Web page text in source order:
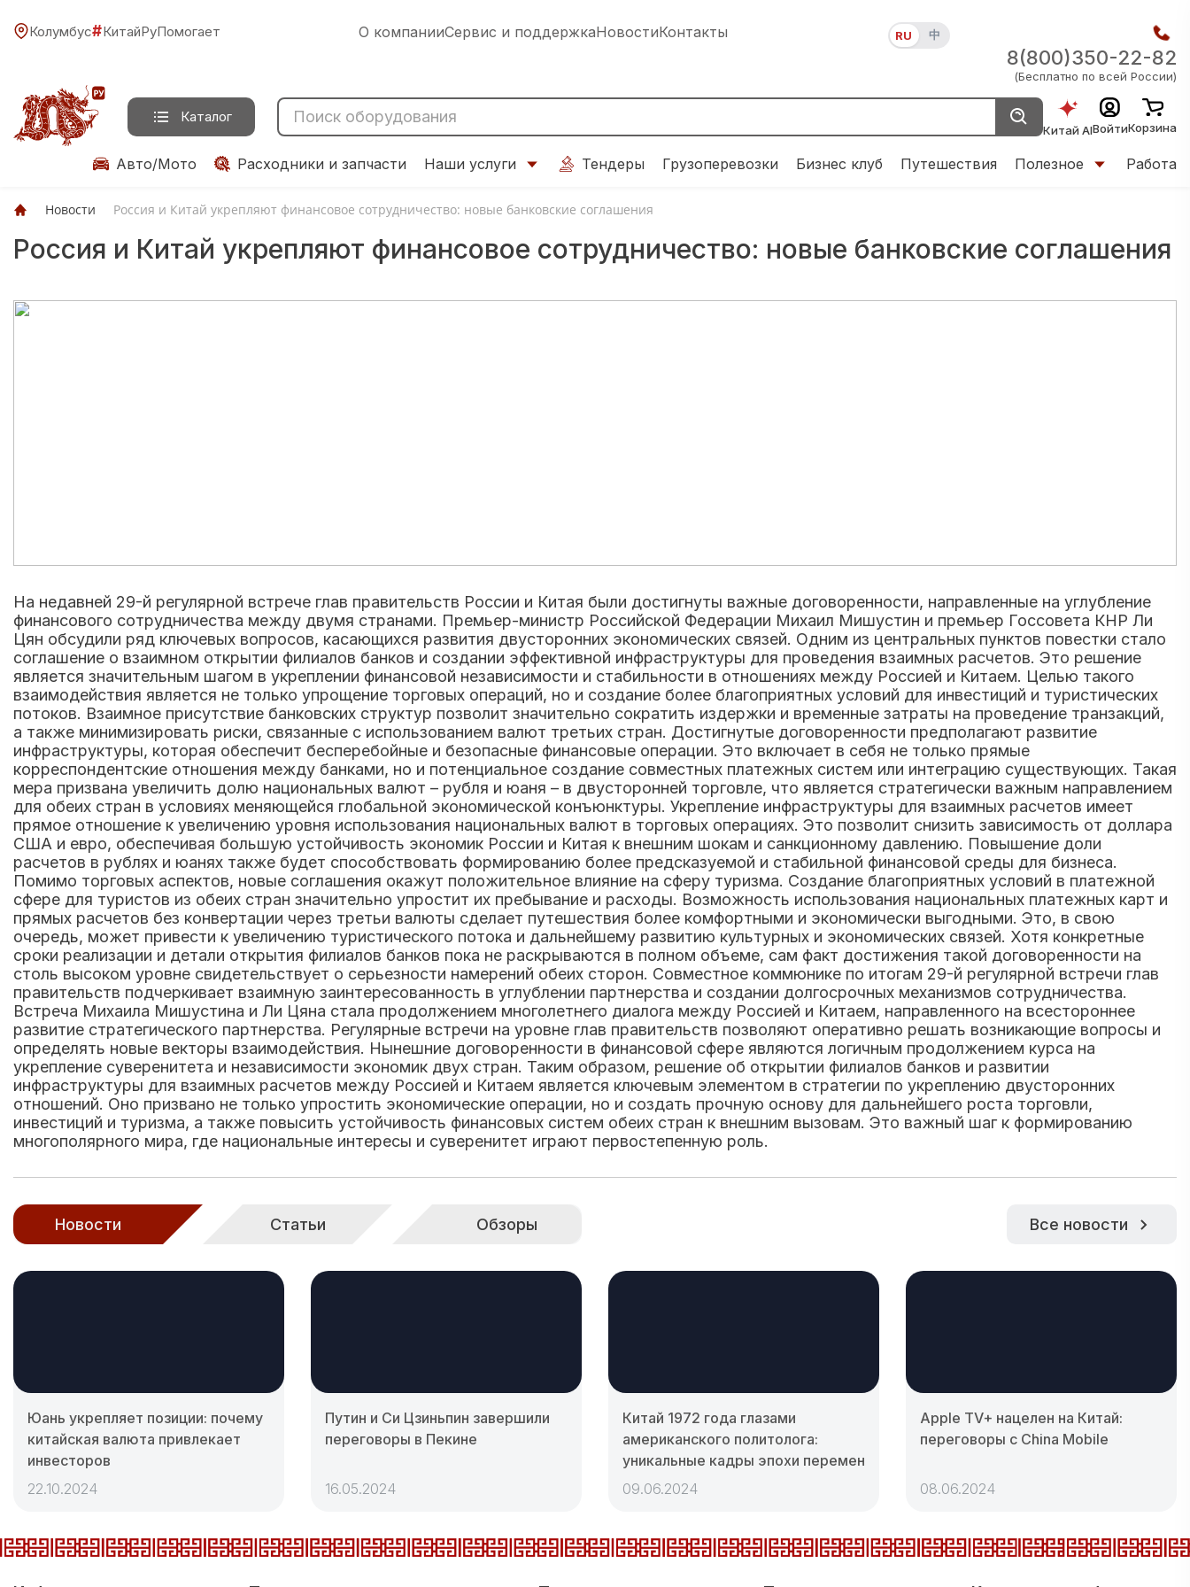
Колумбус#КитайРуПомогает О компанииСервис и поддержкаНовостиКонтакты RU 中
8(800)350-22-82
(Бесплатно по всей России)
Каталог
Китай AIВойтиКорзина
Авто/Мото Расходники и запчасти Наши услуги Тендеры Грузоперевозки Бизнес клуб Путешествия Полезное Работа
Новости Россия и Китай укрепляют финансовое сотрудничество: новые банковские соглашения
Россия и Китай укрепляют финансовое сотрудничество: новые банковские соглашения
На недавней 29-й регулярной встрече глав правительств России и Китая были достигнуты важные договоренности, направленные на углубление
финансового сотрудничества между двумя странами. Премьер-министр Российской Федерации Михаил Мишустин и премьер Госсовета КНР Ли
Цян обсудили ряд ключевых вопросов, касающихся развития двусторонних экономических связей. Одним из центральных пунктов повестки стало
соглашение о взаимном открытии филиалов банков и создании эффективной инфраструктуры для проведения взаимных расчетов. Это решение
является значительным шагом в укреплении финансовой независимости и стабильности в отношениях между Россией и Китаем. Целью такого
взаимодействия является не только упрощение торговых операций, но и создание более благоприятных условий для инвестиций и туристических
потоков. Взаимное присутствие банковских структур позволит значительно сократить издержки и временные затраты на проведение транзакций,
а также минимизировать риски, связанные с использованием валют третьих стран. Достигнутые договоренности предполагают развитие
инфраструктуры, которая обеспечит бесперебойные и безопасные финансовые операции. Это включает в себя не только прямые
корреспондентские отношения между банками, но и потенциальное создание совместных платежных систем или интеграцию существующих. Такая
мера призвана увеличить долю национальных валют – рубля и юаня – в двусторонней торговле, что является стратегически важным направлением
для обеих стран в условиях меняющейся глобальной экономической конъюнктуры. Укрепление инфраструктуры для взаимных расчетов имеет
прямое отношение к увеличению уровня использования национальных валют в торговых операциях. Это позволит снизить зависимость от доллара
США и евро, обеспечивая большую устойчивость экономик России и Китая к внешним шокам и санкционному давлению. Повышение доли
расчетов в рублях и юанях также будет способствовать формированию более предсказуемой и стабильной финансовой среды для бизнеса.
Помимо торговых аспектов, новые соглашения окажут положительное влияние на сферу туризма. Создание благоприятных условий в платежной
сфере для туристов из обеих стран значительно упростит их пребывание и расходы. Возможность использования национальных платежных карт и
прямых расчетов без конвертации через третьи валюты сделает путешествия более комфортными и экономически выгодными. Это, в свою
очередь, может привести к увеличению туристического потока и дальнейшему развитию культурных и экономических связей. Хотя конкретные
сроки реализации и детали открытия филиалов банков пока не раскрываются в полном объеме, сам факт достижения такой договоренности на
столь высоком уровне свидетельствует о серьезности намерений обеих сторон. Совместное коммюнике по итогам 29-й регулярной встречи глав
правительств подчеркивает взаимную заинтересованность в углублении партнерства и создании долгосрочных механизмов сотрудничества.
Встреча Михаила Мишустина и Ли Цяна стала продолжением многолетнего диалога между Россией и Китаем, направленного на всестороннее
развитие стратегического партнерства. Регулярные встречи на уровне глав правительств позволяют оперативно решать возникающие вопросы и
определять новые векторы взаимодействия. Нынешние договоренности в финансовой сфере являются логичным продолжением курса на
укрепление суверенитета и независимости экономик двух стран. Таким образом, решение об открытии филиалов банков и развитии
инфраструктуры для взаимных расчетов между Россией и Китаем является ключевым элементом в стратегии по укреплению двусторонних
отношений. Оно призвано не только упростить экономические операции, но и создать прочную основу для дальнейшего роста торговли,
инвестиций и туризма, а также повысить устойчивость финансовых систем обеих стран к внешним вызовам. Это важный шаг к формированию
многополярного мира, где национальные интересы и суверенитет играют первостепенную роль.
Новости Статьи Обзоры Все новости
Юань укрепляет позиции: почему
китайская валюта привлекает
инвесторов
22.10.2024
Путин и Си Цзиньпин завершили
переговоры в Пекине
16.05.2024
Китай 1972 года глазами
американского политолога:
уникальные кадры эпохи перемен
09.06.2024
Apple TV+ нацелен на Китай:
переговоры с China Mobile
08.06.2024